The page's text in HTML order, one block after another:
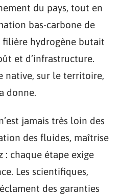
du pays, tout en
bas-carbone de
filière hydrogène butait
et d’infrastructure.
native, sur le territoire,
donne.
jamais très loin des
des fluides, maîtrise
: chaque étape exige
Les scientifiques,
des garanties